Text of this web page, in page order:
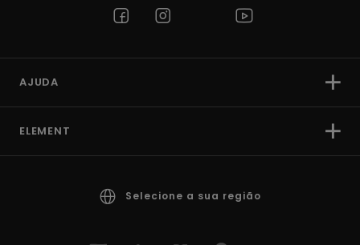
AJUDA
ELEMENT
Selecione a sua região